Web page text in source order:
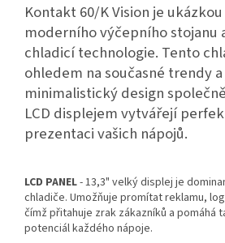
Kontakt 60/K Vision je
moderního výčepního stojanu
chladicí technologie. Tento
ohledem na současné trendy
minimalistický design
LCD displejem vytvářejí
prezentaci vašich nápojů.
LCD PANEL- 13,3" velký displej je
chladiče. Umožňuje promítat reklamu,
čímž přitahuje zrak zákazníků a pomáhá
potenciál každého nápoje.